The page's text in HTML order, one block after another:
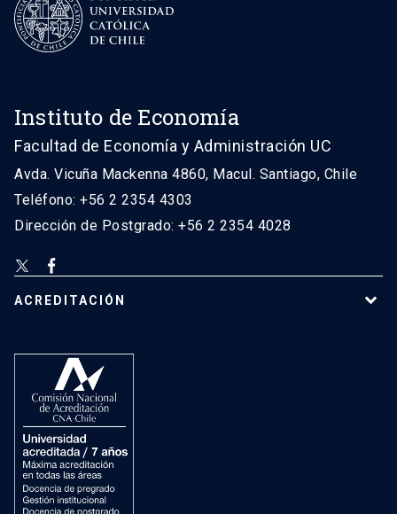
Instituto de Economía
Facultad de Economía y Administración UC
Avda. Vicuña Mackenna 4860, Macul. Santiago, Chile
Teléfono: +56 2 2354 4303
Dirección de Postgrado: +56 2 2354 4028
ACREDITACIÓN